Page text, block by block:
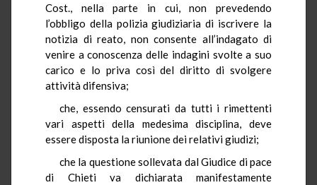
Cost., nella parte in cui, non prevedendo
l’obbligo della polizia giudiziaria di iscrivere la
notizia di reato, non consente all’indagato di
venire a conoscenza delle indagini svolte a suo
carico e lo priva così del diritto di svolgere
attività difensiva;
che, essendo censurati da tutti i rimettenti
vari aspetti della medesima disciplina, deve
essere disposta la riunione dei relativi giudizi;
che la questione sollevata dal Giudice di pace
di Chieti va dichiarata manifestamente